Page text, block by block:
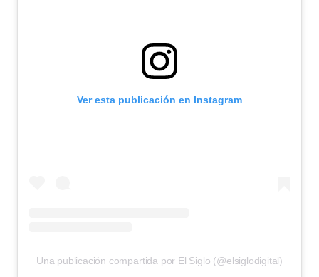
Ver esta publicación en Instagram
Una publicación compartida por El Siglo (@elsiglodigital)